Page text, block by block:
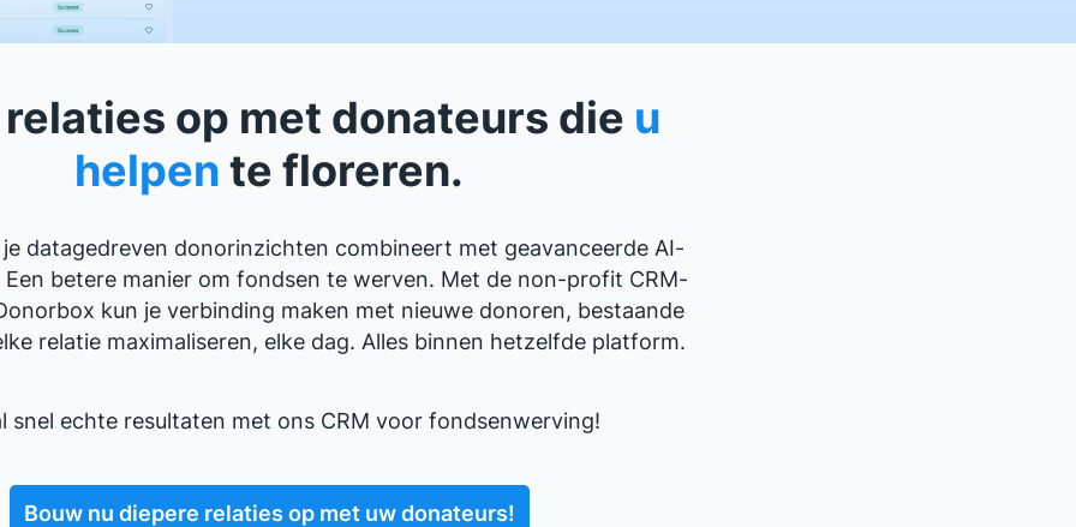
op met donateurs die u
helpen te floreren.
je datagedreven donorinzichten combineert met geavanceerde AI-
betere manier om fondsen te werven. Met de non-profit CRM-
kun je verbinding maken met nieuwe donoren, bestaande
relatie maximaliseren, elke dag. Alles binnen hetzelfde platform.
snel echte resultaten met ons CRM voor fondsenwerving!
Bouw nu diepere relaties op met uw donateurs!